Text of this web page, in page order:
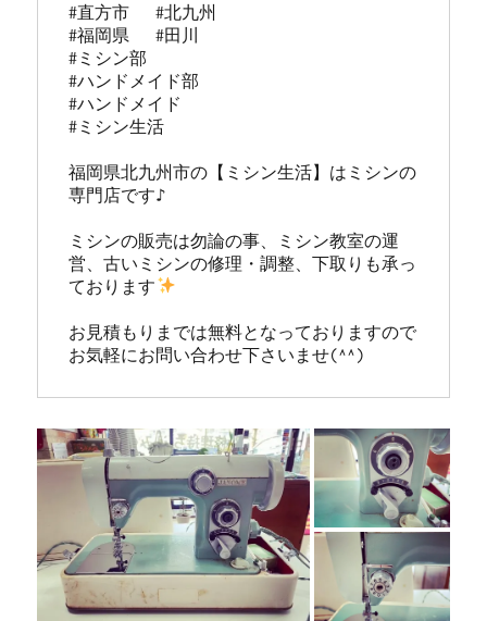
#直方市   #北九州
#福岡県   #田川
#ミシン部
#ハンドメイド部
#ハンドメイド
#ミシン生活
福岡県北九州市の【ミシン生活】はミシンの
専門店です♪
ミシンの販売は勿論の事、ミシン教室の運
営、古いミシンの修理・調整、下取りも承っ
ております
お見積もりまでは無料となっておりますので
お気軽にお問い合わせ下さいませ(^^)